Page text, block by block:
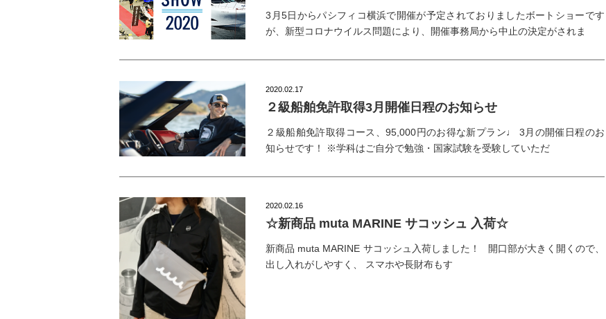
3月5日からパシフィコ横浜で開催が予定されておりましたボートショーです
が、新型コロナウイルス問題により、開催事務局から中止の決定がされま
2020.02.17
２級船舶免許取得3月開催日程のお知らせ
２級船舶免許取得コース、95,000円のお得な新プラン♩ 3月の開催日程のお
知らせです！ ※学科はご自分で勉強・国家試験を受験していただ
2020.02.16
☆新商品 muta MARINE サコッシュ 入荷☆
新商品 muta MARINE サコッシュ入荷しました！ 開口部が大きく開くので、
出し入れがしやすく、 スマホや長財布もす